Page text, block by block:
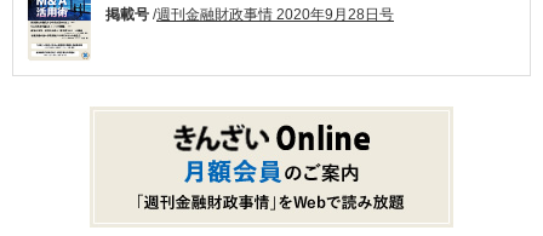
掲載号 /週刊金融財政事情 2020年9月28日号